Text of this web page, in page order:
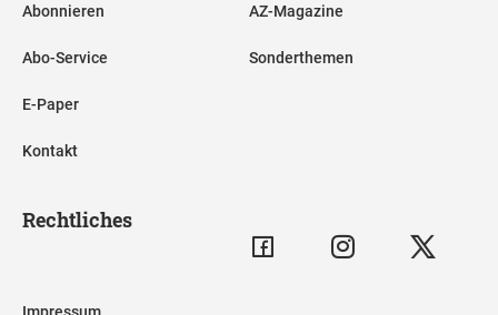
Abonnieren
Abo-Service
E-Paper
Kontakt
AZ-Magazine
Sonderthemen
Rechtliches
Impressum